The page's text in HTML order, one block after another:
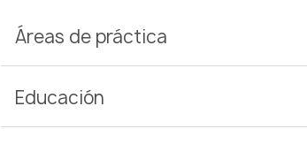
Áreas de práctica
Educación